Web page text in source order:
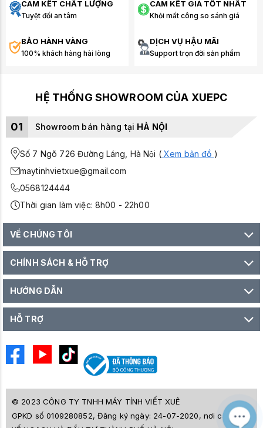
CAM KẾT CHẤT LƯỢNG
Tuyệt đối an tâm
CAM KẾT GIÁ TỐT NHẤT
Khỏi mất công so sánh giá
BẢO HÀNH VÀNG
100% khách hàng hài lòng
DỊCH VỤ HẬU MÃI
Support trọn đời sản phẩm
HỆ THỐNG SHOWROOM CỦA XUEPC
01 Showroom bán hàng tại HÀ NỘI
Số 7 Ngõ 726 Đường Láng, Hà Nội (Xem bản đồ )
maytinhvietxue@gmail.com
0568124444
Thời gian làm việc: 8h00 - 22h00
VỀ CHÚNG TÔI
CHÍNH SÁCH & HỖ TRỢ
HƯỚNG DẪN
HỖ TRỢ
© 2023 CÔNG TY TNHH MÁY TÍNH VIẾT XUÊ
GPKD số 0109280852, Đăng ký ngày: 24-07-2020, nơi cấp SỞ